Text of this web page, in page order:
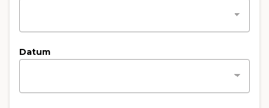
Datum